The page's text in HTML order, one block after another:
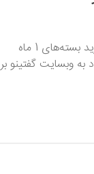
با استفاده از این کد تخفیف می‌توانید از 20 درصد تخفیف خرید بسته‌های 1 ماه
به وبسایت گفتینو بر